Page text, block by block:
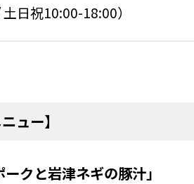
日祝10:00-18:00）
ュー】
クと岩津ネギの豚汁」